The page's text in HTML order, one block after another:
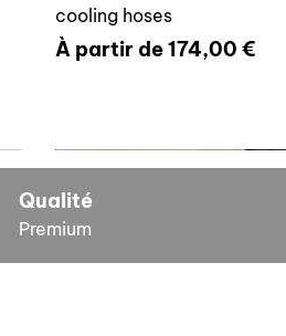
cooling hoses
À partir de174,00 €
Prix promotionnel
6464E4
Qualité
Premium